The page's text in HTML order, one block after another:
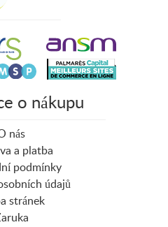
o nákupu
nás
a platba
podmínky
údajů
stránek